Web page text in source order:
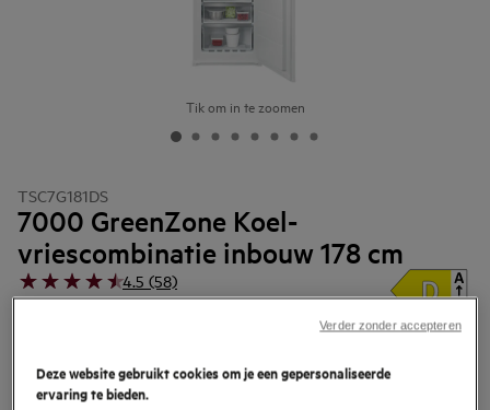
Tik om in te zoomen
TSC7G181DS
7000 GreenZone Koel-
vriescombinatie inbouw 178 cm
4.5 (58)
EU productinformatieblad
De 7000 serie GreenZone koel-vriescombinatie bewaart tot 95% van de
vitaminen.
Behoudt automatisch de ideale luchtvochtigheid. Houdt je producten vers.
Deze website gebruikt cookies om je een gepersonaliseerde
ervaring te bieden.
Verder zonder accepteren